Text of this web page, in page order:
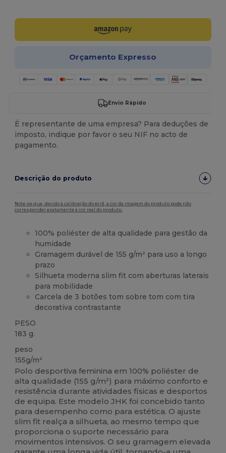
Orçamento Expresso
Envio Rápido
É representante de uma empresa? Para deduções de
imposto, indique por favor o seu NIF no acto de
pagamento.
Descrição do produto
Note-se que, devido à calibração do ecrã, a cor da imagem do produto pode não
corresponder exatamente à cor real do produto.
100% poliéster de alta qualidade para gestão da
humidade
Gramagem durável de 155 g/m² para uso a longo
prazo
Silhueta moderna slim fit com aberturas laterais
para mobilidade
Carcela de 3 botões tom sobre tom com tira
decorativa contrastante
PESO
183 g.
peso
155g/m²
Polo desportiva feminina em 100% poliéster de
alta qualidade (155 g/m²) para máximo conforto e
resistência durante atividades físicas e desportos
de equipa. Este modelo JHK foi concebido tanto
para desempenho como para estética. O ajuste
slim fit realça a silhueta, ao mesmo tempo que
proporciona o suporte necessário para
movimentos intensivos. O seu gramagem elevada